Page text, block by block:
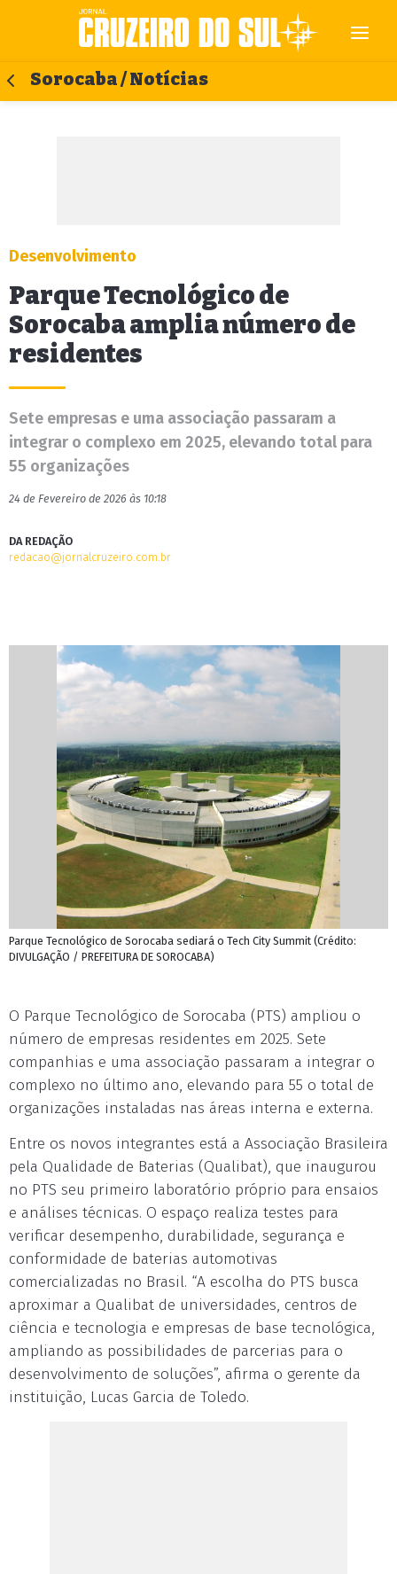
Sorocaba / Notícias
Desenvolvimento
Parque Tecnológico de
Sorocaba amplia número de
residentes
Sete empresas e uma associação passaram a
integrar o complexo em 2025, elevando total para
55 organizações
24 de Fevereiro de 2026 às 10:18
DA REDAÇÃO
redacao@jornalcruzeiro.com.br
Parque Tecnológico de Sorocaba sediará o Tech City Summit (Crédito:
DIVULGAÇÃO / PREFEITURA DE SOROCABA)
O Parque Tecnológico de Sorocaba (PTS) ampliou o
número de empresas residentes em 2025. Sete
companhias e uma associação passaram a integrar o
complexo no último ano, elevando para 55 o total de
organizações instaladas nas áreas interna e externa.
Entre os novos integrantes está a Associação Brasileira
pela Qualidade de Baterias (Qualibat), que inaugurou
no PTS seu primeiro laboratório próprio para ensaios
e análises técnicas. O espaço realiza testes para
verificar desempenho, durabilidade, segurança e
conformidade de baterias automotivas
comercializadas no Brasil. “A escolha do PTS busca
aproximar a Qualibat de universidades, centros de
ciência e tecnologia e empresas de base tecnológica,
ampliando as possibilidades de parcerias para o
desenvolvimento de soluções”, afirma o gerente da
instituição, Lucas Garcia de Toledo.